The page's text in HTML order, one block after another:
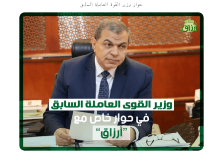
حوار وزير القوة العاملة السابق